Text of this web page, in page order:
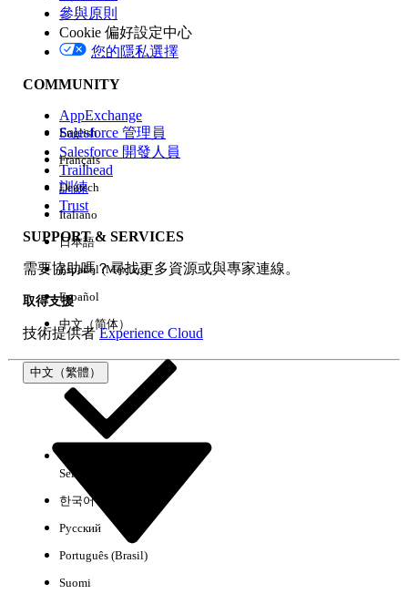
版本
經驗
以下是搜尋小祕訣
參與原則
Cookie 偏好設定中心
您的隱私選擇
COMMUNITY
AppExchange
Salesforce 管理員
Salesforce 開發人員
Trailhead
訓練
Trust
SUPPORT & SERVICES
需要協助嗎？尋找更多資源或與專家連線。
取得支援
技術提供者Experience Cloud
中文（繁體）
English
Français
Deutsch
Italiano
日本語
Español (México)
Español
中文（简体）
Select Org
한국어
Русский
Português (Brasil)
Suomi